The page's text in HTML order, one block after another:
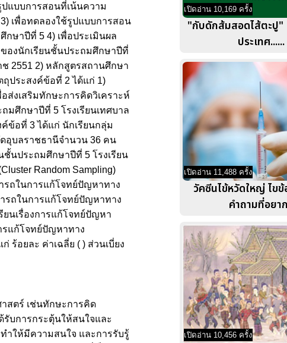
แบบการสอนที่เน้นความ
เพื่อทดลองใช้รูปแบบการสอน
ษาปีที่ 5 4) เพื่อประเมินผล
องนักเรียนชั้นประถมศึกษาปีที่
2551 2) หลักสูตรสถานศึกษา
ประสงค์ข้อที่ 2 ได้แก่ 1)
งเสริมทักษะการคิดวิเคราะห์
ศึกษาปีที่ 5 โรงเรียนเทศบาล
ข้อที่ 3 ได้แก่ นักเรียนกลุ่ม
ดอุบลราชธานีจำนวน 36 คน
ชั้นประถมศึกษาปีที่ 5 โรงเรียน
Random Sampling)
รถในการแก้โจทย์ปัญหาทาง
รถในการแก้โจทย์ปัญหาทาง
นเรื่องการแก้โจทย์ปัญหา
รแก้โจทย์ปัญหาทาง
ร้อยละ ค่าเฉลี่ย ( ) ส่วนเบี่ยง
สตร์ เช่นทักษะการคิด
บการกระตุ้นให้สนใจและ
ำให้มีความสนใจ และการรับรู้
เปิดอ่าน 10,169 ครั้ง
"กับดักส้มสอดไส้ตะปู"
ประเทศ......
เปิดอ่าน 11,488 ครั้ง
วัคซีนไข้หวัดใหญ่ ไข
คำถามที่อยา
เปิดอ่าน 10,456 ครั้ง